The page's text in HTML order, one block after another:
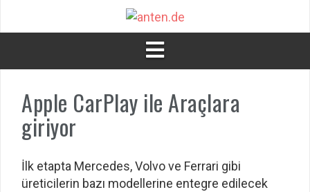
Apple CarPlay ile Araçlara
giriyor
İlk etapta Mercedes, Volvo ve Ferrari gibi
üreticilerin bazı modellerine entegre edilecek